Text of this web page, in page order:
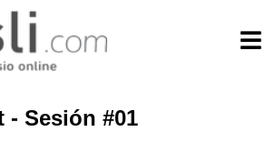
- Sesión #01